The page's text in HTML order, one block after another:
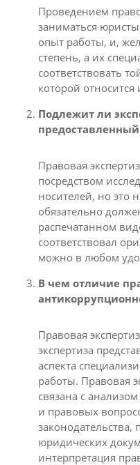
Проведением
заниматься
опыт работы, и,
степень, а их
соответствовать
которой
Подлежит ли
Правовая
посредством
носителей, но это
обязательно
распечатанном
соответствовал
можно в любом
В чем отличие
Правовая
экспертиза
аспекта
работы. Правовая
связана с
и правовых
законодательства,
юридических
интерпретация